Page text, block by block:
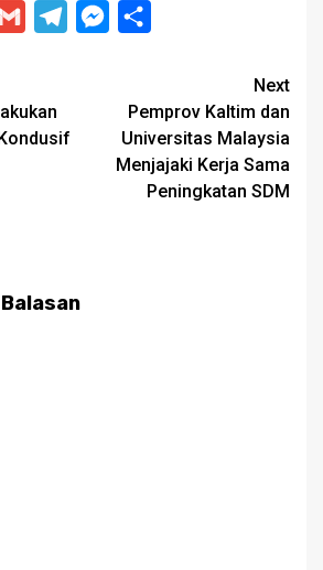
Gmail TelegramMessenger
Next
Pemprov Kaltim dan
Universitas Malaysia
Menjajaki Kerja Sama
Peningkatan SDM